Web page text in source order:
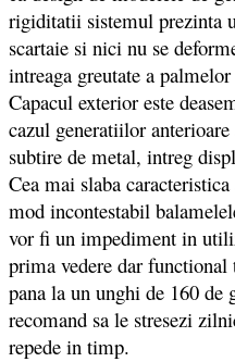
rigiditatii sistemul prezinta
scartaie si nici nu se
intreaga greutate a
Capacul exterior este
cazul generatiilor
subtire de metal, intreg
Cea mai slaba
mod incontestabil
vor fi un impediment in
prima vedere dar
pana la un unghi de 160
recomand sa le stresezi
repede in timp.